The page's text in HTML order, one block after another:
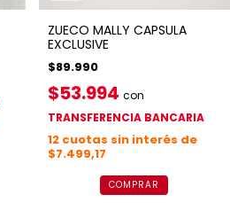
ZUECO MALLY CAPSULA
EXCLUSIVE
$89.990
$53.994 con
TRANSFERENCIA BANCARIA
12 cuotas sin interés de
$7.499,17
COMPRAR